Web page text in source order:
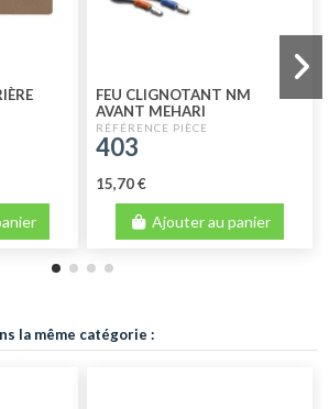
FEU CLIGNOTANT NM
AVANT MEHARI
403
15,70 €
Ajouter au panier
la même catégorie :